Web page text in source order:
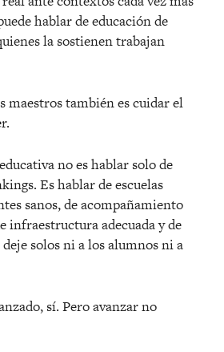
hablar de educación de
la sostienen trabajan
maestros también es cuidar el
no es hablar solo de
Es hablar de escuelas
sanos, de acompañamiento
infraestructura adecuada y de
solos ni a los alumnos ni a
sí. Pero avanzar no